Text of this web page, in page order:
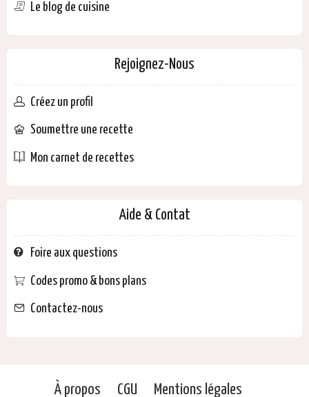
Le blog de cuisine
Rejoignez-Nous
Créez un profil
Soumettre une recette
Mon carnet de recettes
Aide & Contat
Foire aux questions
Codes promo & bons plans
Contactez-nous
À propos CGU Mentions légales